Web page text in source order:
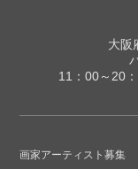
大阪
11：00～20
画家アーティスト募集